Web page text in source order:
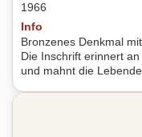
1966
Info
Bronzenes Denkmal
Die Inschrift erinnert
und mahnt die